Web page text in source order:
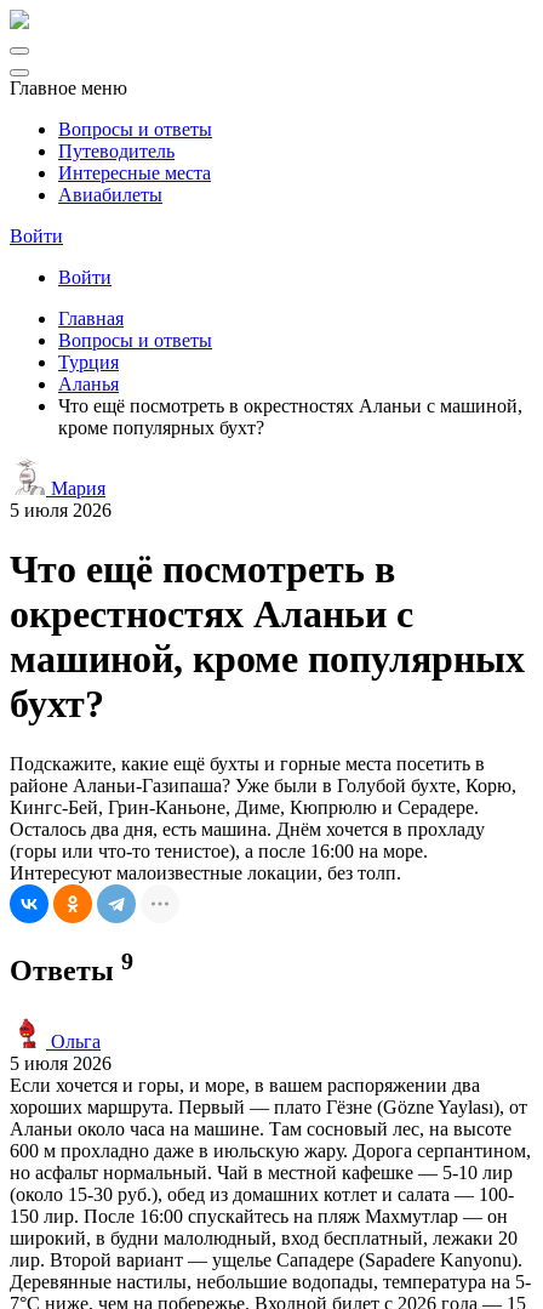
Главное меню
Вопросы и ответы
Путеводитель
Интересные места
Авиабилеты
Войти
Войти
Главная
Вопросы и ответы
Турция
Аланья
Что ещё посмотреть в окрестностях Аланьи с машиной,
кроме популярных бухт?
Мария
5 июля 2026
Что ещё посмотреть в
окрестностях Аланьи с
машиной, кроме популярных
бухт?
Подскажите, какие ещё бухты и горные места посетить в
районе Аланьи-Газипаша? Уже были в Голубой бухте, Корю,
Кингс-Бей, Грин-Каньоне, Диме, Кюпрюлю и Серадере.
Осталось два дня, есть машина. Днём хочется в прохладу
(горы или что-то тенистое), а после 16:00 на море.
Интересуют малоизвестные локации, без толп.
Ответы 9
Ольга
5 июля 2026
Если хочется и горы, и море, в вашем распоряжении два
хороших маршрута. Первый — плато Гёзне (Gözne Yaylası), от
Аланьи около часа на машине. Там сосновый лес, на высоте
600 м прохладно даже в июльскую жару. Дорога серпантином,
но асфальт нормальный. Чай в местной кафешке — 5-10 лир
(около 15-30 руб.), обед из домашних котлет и салата — 100-
150 лир. После 16:00 спускайтесь на пляж Махмутлар — он
широкий, в будни малолюдный, вход бесплатный, лежаки 20
лир. Второй вариант — ущелье Сападере (Sapadere Kanyonu).
Деревянные настилы, небольшие водопады, температура на 5-
7°C ниже, чем на побережье. Входной билет с 2026 года — 15